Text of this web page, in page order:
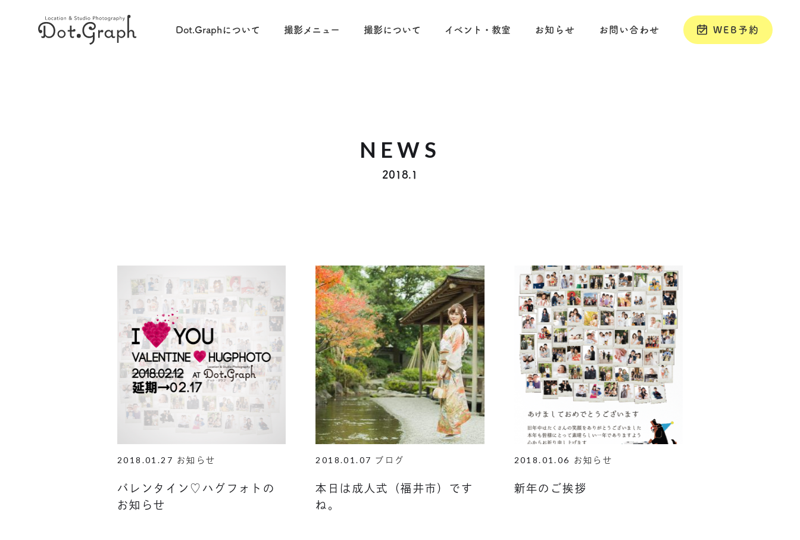
Dot.Graphについて 撮影メニュー 撮影について イベント・教室 お知らせ お問い合わせ WEB予約
NEWS
2018.1
2018.01.27 お知らせ
バレンタイン♡ハグフォトの
お知らせ
2018.01.07 ブログ
本日は成人式（福井市）です
ね。
2018.01.06 お知らせ
新年のご挨拶